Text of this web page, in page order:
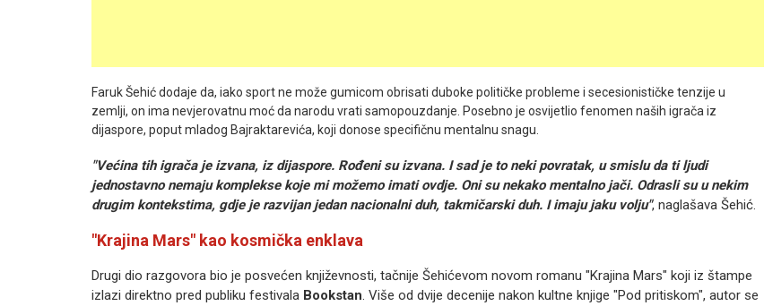
Faruk Šehić dodaje da, iako sport ne može gumicom obrisati duboke političke probleme i secesionističke tenzije u
zemlji, on ima nevjerovatnu moć da narodu vrati samopouzdanje. Posebno je osvijetlio fenomen naših igrača iz
dijaspore, poput mladog Bajraktarevića, koji donose specifičnu mentalnu snagu.
"Većina tih igrača je izvana, iz dijaspore. Rođeni su izvana. I sad je to neki povratak, u smislu da ti ljudi
jednostavno nemaju komplekse koje mi možemo imati ovdje. Oni su nekako mentalno jači. Odrasli su u nekim
drugim kontekstima, gdje je razvijan jedan nacionalni duh, takmičarski duh. I imaju jaku volju", naglašava Šehić.
"Krajina Mars" kao kosmička enklava
Drugi dio razgovora bio je posvećen književnosti, tačnije Šehićevom novom romanu "Krajina Mars" koji iz štampe
izlazi direktno pred publiku festivala Bookstan. Više od dvije decenije nakon kultne knjige "Pod pritiskom", autor se